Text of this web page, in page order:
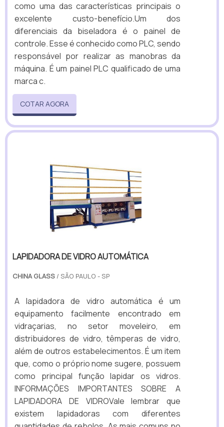
como uma das características principais o
excelente custo-benefício.Um dos
diferenciais da biseladora é o painel de
controle. Esse é conhecido como PLC, sendo
responsável por realizar as manobras da
máquina. É um painel PLC qualificado de uma
marca c.
COTAR AGORA
LAPIDADORA DE VIDRO AUTOMÁTICA
CHINA GLASS / SÃO PAULO - SP
A lapidadora de vidro automática é um
equipamento facilmente encontrado em
vidraçarias, no setor moveleiro, em
distribuidores de vidro, têmperas de vidro,
além de outros estabelecimentos. É um item
que, como o próprio nome sugere, possuem
como principal função lapidar os vidros.
INFORMAÇÕES IMPORTANTES SOBRE A
LAPIDADORA DE VIDROVale lembrar que
existem lapidadoras com diferentes